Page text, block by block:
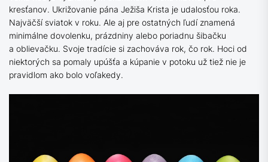
kresťanov. Ukrižovanie pána Ježiša Krista je udalosťou roka.
Najväčší sviatok v roku. Ale aj pre ostatných ľudí znamená
minimálne dovolenku, prázdniny alebo poriadnu šibačku
a oblievačku. Svoje tradície si zachováva rok, čo rok. Hoci od
niektorých sa pomaly upúšťa a kúpanie v potoku už tiež nie je
pravidlom ako bolo voľakedy.